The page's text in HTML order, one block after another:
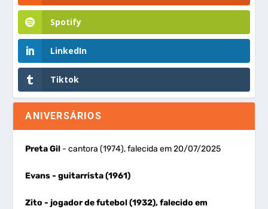
Spotify
LinkedIn
Tiktok
ANIVERSÁRIOS
Preta Gil - cantora (1974), falecida em 20/07/2025
Evans- guitarrista (1961)
Zito- jogador de futebol (1932), falecido em